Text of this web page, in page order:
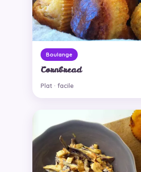
Boulange
Cornbread
Plat · facile